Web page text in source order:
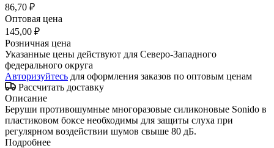
86,70 ₽
Оптовая цена
145,00 ₽
Розничная цена
Указанные цены действуют для Северо-Западного
федерального округа
Авторизуйтесь для оформления заказов по оптовым ценам
Рассчитать доставку
Описание
Беруши противошумные многоразовые силиконовые Sonido в
пластиковом боксе необходимы для защиты слуха при
регулярном воздействии шумов свыше 80 дБ.
Подробнее